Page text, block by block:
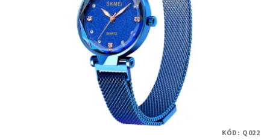
KÓD: Q022